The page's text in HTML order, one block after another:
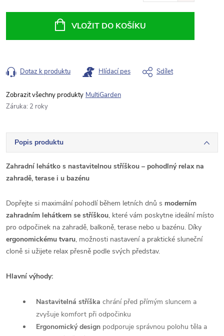
VLOŽIT DO KOŠÍKU
Dotaz k produktu Hlídací pes Sdílet
MultiGarden
Záruka: 2 roky
Popis produktu
Zahradní lehátko s nastavitelnou stříškou – pohodlný relax na
zahradě, terase i u bazénu
Dopřejte si maximální pohodlí během letních dnů s moderním
zahradním lehátkem se stříškou, které vám poskytne ideální místo
pro odpočinek na zahradě, balkoně, terase nebo u bazénu. Díky
ergonomickému tvaru, možnosti nastavení a praktické sluneční
cloně si užijete relax přesně podle svých představ.
Hlavní výhody:
Nastavitelná stříška chrání před přímým sluncem a
zvyšuje komfort při odpočinku
Ergonomický design podporuje správnou polohu těla a